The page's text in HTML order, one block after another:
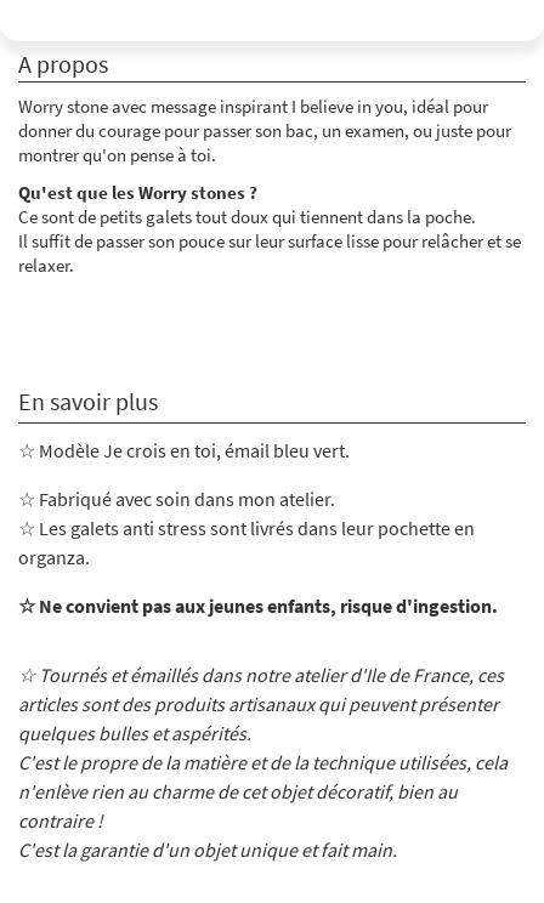
A propos
Worry stone avec message inspirant I believe in you, idéal pour
donner du courage pour passer son bac, un examen, ou juste pour
montrer qu'on pense à toi.
Qu'est que les Worry stones ?
Ce sont de petits galets tout doux qui tiennent dans la poche.
Il suffit de passer son pouce sur leur surface lisse pour relâcher et se
relaxer.
En savoir plus
☆ Modèle Je crois en toi, émail bleu vert.
☆ Fabriqué avec soin dans mon atelier.
☆ Les galets anti stress sont livrés dans leur pochette en
organza.
☆ Ne convient pas aux jeunes enfants, risque d'ingestion.
☆ Tournés et émaillés dans notre atelier d'Ile de France, ces
articles sont des produits artisanaux qui peuvent présenter
quelques bulles et aspérités.
C'est le propre de la matière et de la technique utilisées, cela
n'enlève rien au charme de cet objet décoratif, bien au
contraire !
C'est la garantie d'un objet unique et fait main.